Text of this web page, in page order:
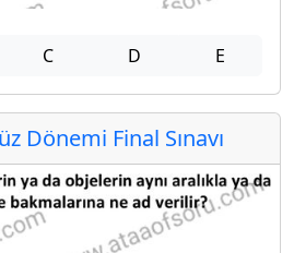
C D E
Dönemi Final Sınavı